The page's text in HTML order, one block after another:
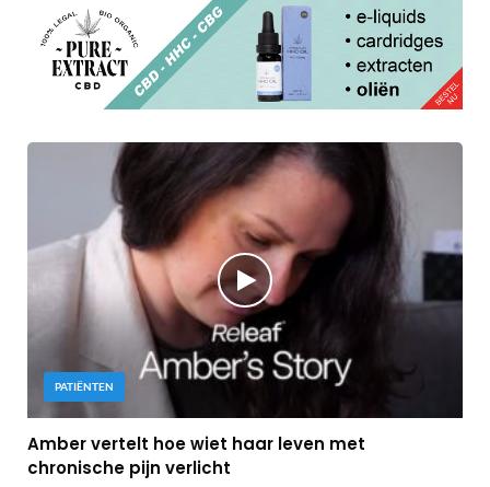
PATIËNTEN
Amber vertelt hoe wiet haar leven met
chronische pijn verlicht